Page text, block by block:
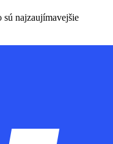
najzaujímavejšie